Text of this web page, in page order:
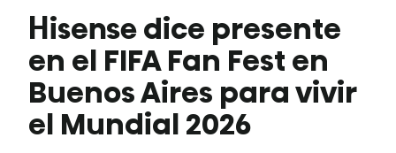
Hisense dice presente
en el FIFA Fan Fest en
Buenos Aires para vivir
el Mundial 2026